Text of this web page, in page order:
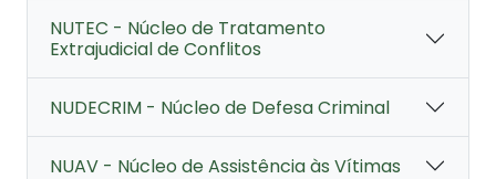
NUTEC - Núcleo de Tratamento
Extrajudicial de Conflitos
NUDECRIM - Núcleo de Defesa Criminal
NUAV - Núcleo de Assistência às Vítimas